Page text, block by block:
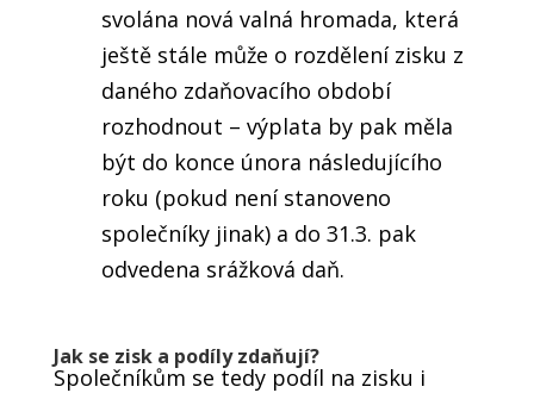
svolána nová valná hromada, která
ještě stále může o rozdělení zisku z
daného zdaňovacího období
rozhodnout – výplata by pak měla
být do konce února následujícího
roku (pokud není stanoveno
společníky jinak) a do 31.3. pak
odvedena srážková daň.
Jak se zisk a podíly zdaňují?
Společníkům se tedy podíl na zisku i